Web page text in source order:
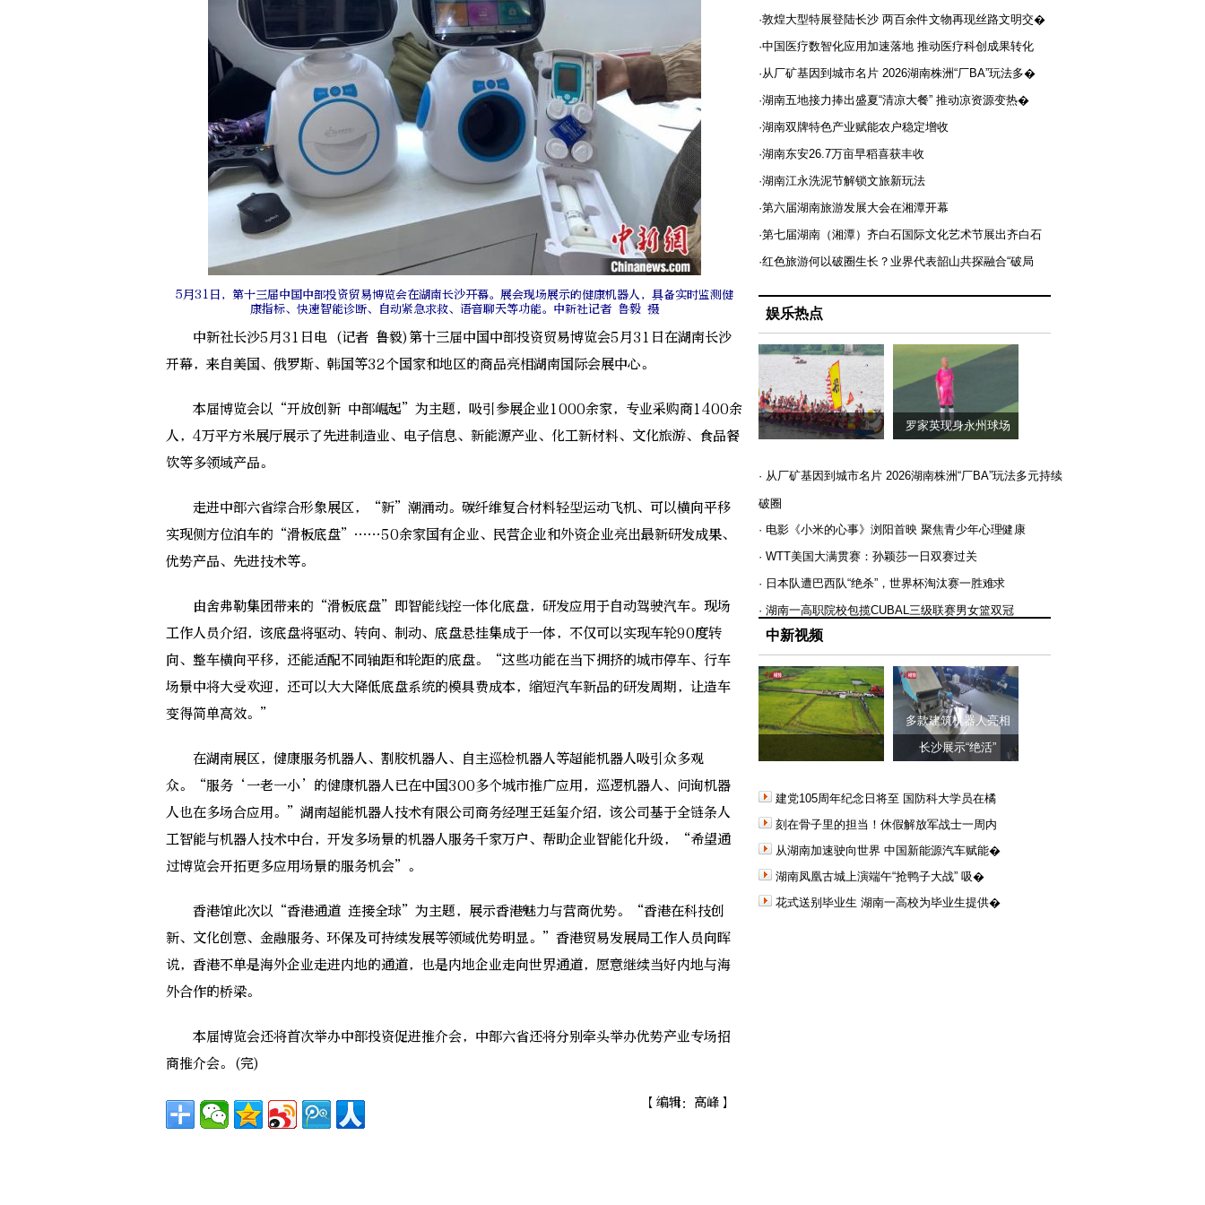
5月31日，第十三届中国中部投资贸易博览会在湖南长沙开幕。展会现场展示的健康机器人，具备实时监测健
康指标、快速智能诊断、自动紧急求救、语音聊天等功能。中新社记者 鲁毅 摄
中新社长沙5月31日电 (记者 鲁毅)第十三届中国中部投资贸易博览会5月31日在湖南长沙
开幕，来自美国、俄罗斯、韩国等32个国家和地区的商品亮相湖南国际会展中心。
本届博览会以“开放创新 中部崛起”为主题，吸引参展企业1000余家，专业采购商1400余
人，4万平方米展厅展示了先进制造业、电子信息、新能源产业、化工新材料、文化旅游、食品餐
饮等多领域产品。
走进中部六省综合形象展区，“新”潮涌动。碳纤维复合材料轻型运动飞机、可以横向平移
实现侧方位泊车的“滑板底盘”……50余家国有企业、民营企业和外资企业亮出最新研发成果、
优势产品、先进技术等。
由舍弗勒集团带来的“滑板底盘”即智能线控一体化底盘，研发应用于自动驾驶汽车。现场
工作人员介绍，该底盘将驱动、转向、制动、底盘悬挂集成于一体，不仅可以实现车轮90度转
向、整车横向平移，还能适配不同轴距和轮距的底盘。“这些功能在当下拥挤的城市停车、行车
场景中将大受欢迎，还可以大大降低底盘系统的模具费成本，缩短汽车新品的研发周期，让造车
变得简单高效。”
在湖南展区，健康服务机器人、割胶机器人、自主巡检机器人等超能机器人吸引众多观
众。“服务‘一老一小’的健康机器人已在中国300多个城市推广应用，巡逻机器人、问询机器
人也在多场合应用。”湖南超能机器人技术有限公司商务经理王廷玺介绍，该公司基于全链条人
工智能与机器人技术中台，开发多场景的机器人服务千家万户、帮助企业智能化升级，“希望通
过博览会开拓更多应用场景的服务机会”。
香港馆此次以“香港通道 连接全球”为主题，展示香港魅力与营商优势。“香港在科技创
新、文化创意、金融服务、环保及可持续发展等领域优势明显。”香港贸易发展局工作人员向晖
说，香港不单是海外企业走进内地的通道，也是内地企业走向世界通道，愿意继续当好内地与海
外合作的桥梁。
本届博览会还将首次举办中部投资促进推介会，中部六省还将分别牵头举办优势产业专场招
商推介会。(完)
【编辑：高峰】
·敦煌大型特展登陆长沙 两百余件文物再现丝路文明交�
·中国医疗数智化应用加速落地 推动医疗科创成果转化
·从厂矿基因到城市名片 2026湖南株洲“厂BA”玩法多�
·湖南五地接力捧出盛夏“清凉大餐” 推动凉资源变热�
·湖南双牌特色产业赋能农户稳定增收
·湖南东安26.7万亩早稻喜获丰收
·湖南江永洗泥节解锁文旅新玩法
·第六届湖南旅游发展大会在湘潭开幕
·第七届湖南（湘潭）齐白石国际文化艺术节展出齐白石
·红色旅游何以破圈生长？业界代表韶山共探融合“破局
娱乐热点
罗家英现身永州球场
· 从厂矿基因到城市名片 2026湖南株洲“厂BA”玩法多元持续
破圈
· 电影《小米的心事》浏阳首映 聚焦青少年心理健康
· WTT美国大满贯赛：孙颖莎一日双赛过关
· 日本队遭巴西队“绝杀”，世界杯淘汰赛一胜难求
· 湖南一高职院校包揽CUBAL三级联赛男女篮双冠
中新视频
多款建筑机器人亮相
长沙展示“绝活”
建党105周年纪念日将至 国防科大学员在橘
刻在骨子里的担当！休假解放军战士一周内
从湖南加速驶向世界 中国新能源汽车赋能�
湖南凤凰古城上演端午“抢鸭子大战” 吸�
花式送别毕业生 湖南一高校为毕业生提供�